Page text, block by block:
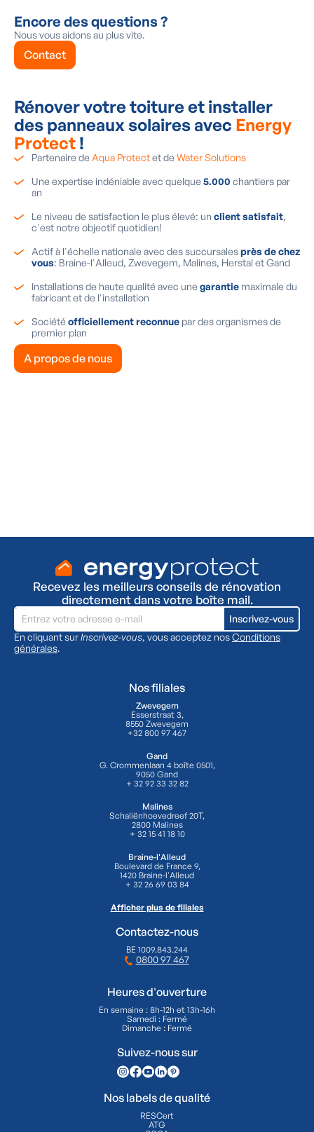
Encore des questions ?
Nous vous aidons au plus vite.
Contact
Rénover votre toiture et installer
des panneaux solaires avec Energy
Protect !
Partenaire de Aqua Protectet de Water Solutions
Une expertise indéniable avec quelque 5.000 chantiers par
an
Le niveau de satisfaction le plus élevé: un client satisfait,
c'est notre objectif quotidien!
Actif à l'échelle nationale avec des succursalesprès de chez
vous: Braine-l'Alleud, Zwevegem, Malines, Herstal et Gand
Installations de haute qualité avec une garantie maximale du
fabricant et de l'installation
Société officiellement reconnue par des organismes de
premier plan
A propos de nous
Recevez les meilleurs conseils de rénovation
directement dans votre boîte mail.
En cliquant surInscrivez-vous, vous acceptez nosConditions
générales.
Nos filiales
Zwevegem
Esserstraat 3,
8550 Zwevegem
+32 800 97 467
Gand
G. Crommenlaan 4 boîte 0501,
9050 Gand
+ 32 92 33 32 82
Malines
Schaliënhoevedreef 20T,
2800 Malines
+ 32 15 41 18 10
Braine-l'Alleud
Boulevard de France 9,
1420 Braine-l'Alleud
+ 32 26 69 03 84
Afficher plus de filiales
Contactez-nous
BE 1009.843.244
0800 97 467
Heures d'ouverture
En semaine : 8h-12h et 13h-16h
Samedi : Fermé
Dimanche : Fermé
Suivez-nous sur
Nos labels de qualité
RESCert
ATG